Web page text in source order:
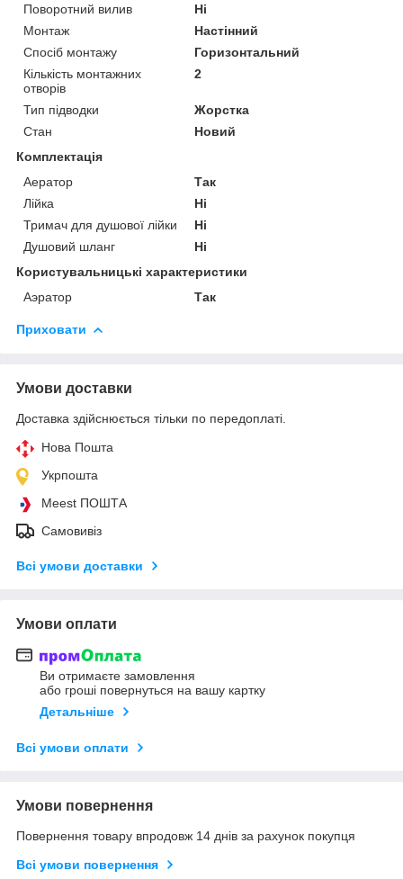
Поворотний вилив
Ні
Монтаж
Настінний
Спосіб монтажу
Горизонтальний
Кількість монтажних
отворів
2
Тип підводки
Жорстка
Стан
Новий
Комплектація
Аератор
Так
Лійка
Ні
Тримач для душової лійки
Ні
Душовий шланг
Ні
Користувальницькі характеристики
Аэратор
Так
Приховати
Умови доставки
Доставка здійснюється тільки по передоплаті.
Нова Пошта
Укрпошта
Meest ПОШТА
Самовивіз
Всі умови доставки
Умови оплати
Ви отримаєте замовлення
або гроші повернуться на вашу картку
Детальніше
Всі умови оплати
Умови повернення
Повернення товару впродовж 14 днів за рахунок покупця
Всі умови повернення